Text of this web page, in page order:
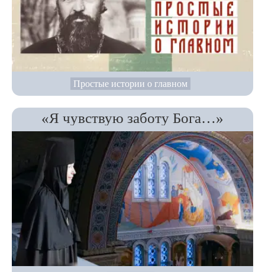
Простые истории о главном
«Я чувствую заботу Бога…»